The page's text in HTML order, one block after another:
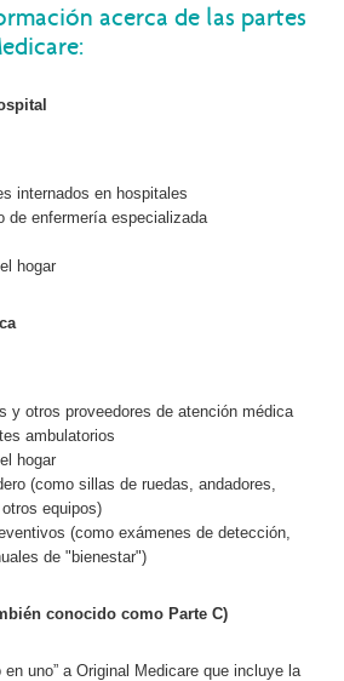
acerca de las partes
internados en hospitales
de enfermería especializada
hogar
y otros proveedores de atención médica
ambulatorios
hogar
(como sillas de ruedas, andadores,
equipos)
(como exámenes de detección,
de "bienestar")
conocido como Parte C)
en uno” a Original Medicare que incluye la